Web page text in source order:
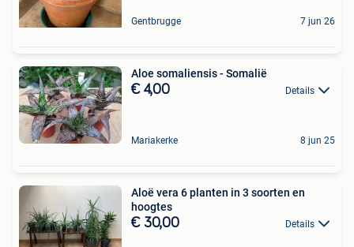
Gentbrugge 7 jun 26
Aloe somaliensis - Somalië
€ 4,00 Details
Mariakerke 8 jun 25
Aloë vera 6 planten in 3 soorten en
hoogtes
€ 30,00 Details